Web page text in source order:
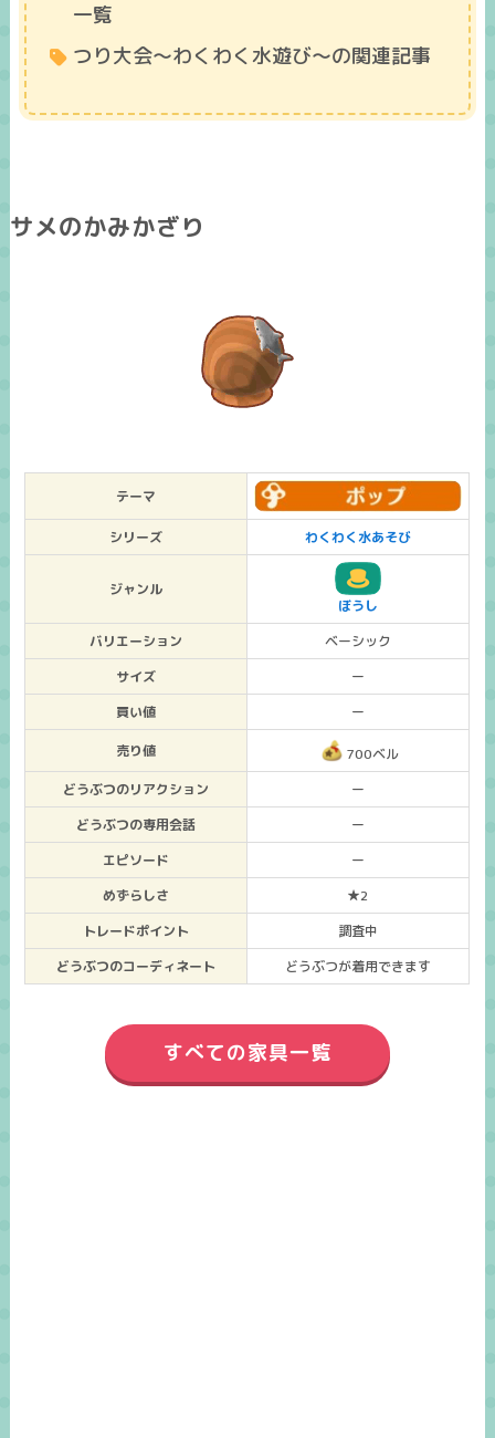
一覧
つり大会～わくわく水遊び～の関連記事
サメのかみかざり
テーマ
シリーズ わくわく水あそび
ジャンル
ぼうし
バリエーション
ベーシック
サイズ
ー
買い値
ー
売り値
700ベル
どうぶつのリアクション
ー
どうぶつの専用会話
ー
エピソード
ー
めずらしさ
★2
トレードポイント
調査中
どうぶつのコーディネート
どうぶつが着用できます
すべての家具一覧